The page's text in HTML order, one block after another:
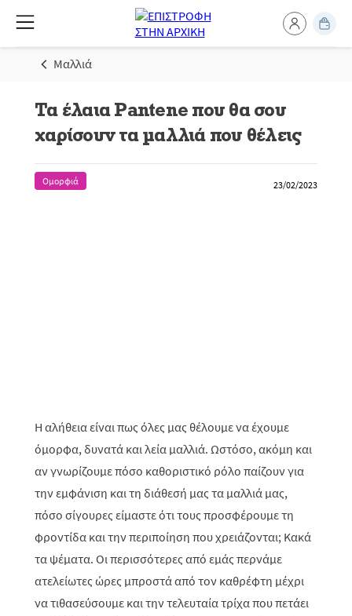
Μαλλιά
Τα έλαια Pantene που θα σου
χαρίσουν τα μαλλιά που θέλεις
Ομορφιά 23/02/2023
Η αλήθεια είναι πως όλες μας θέλουμε να έχουμε
όμορφα, δυνατά και λεία μαλλιά. Ωστόσο, ακόμη και
αν γνωρίζουμε πόσο καθοριστικό ρόλο παίζουν για
την εμφάνιση και τη διάθεσή μας τα μαλλιά μας,
πόσο σίγουρες είμαστε ότι τους προσφέρουμε τη
φροντίδα και την περιποίηση που χρειάζονται; Κακά
τα ψέματα. Οι περισσότερες από εμάς περνάμε
ατελείωτες ώρες μπροστά από τον καθρέφτη μέχρι
να τιθασεύσουμε και την τελευταία τρίχα που πετάει